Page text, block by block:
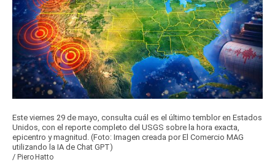
Este viernes 29 de mayo, consulta cuál es el último temblor en Estados
Unidos, con el reporte completo del USGS sobre la hora exacta,
epicentro y magnitud. (Foto: Imagen creada por El Comercio MAG
utilizando la IA de Chat GPT)
/ Piero Hatto